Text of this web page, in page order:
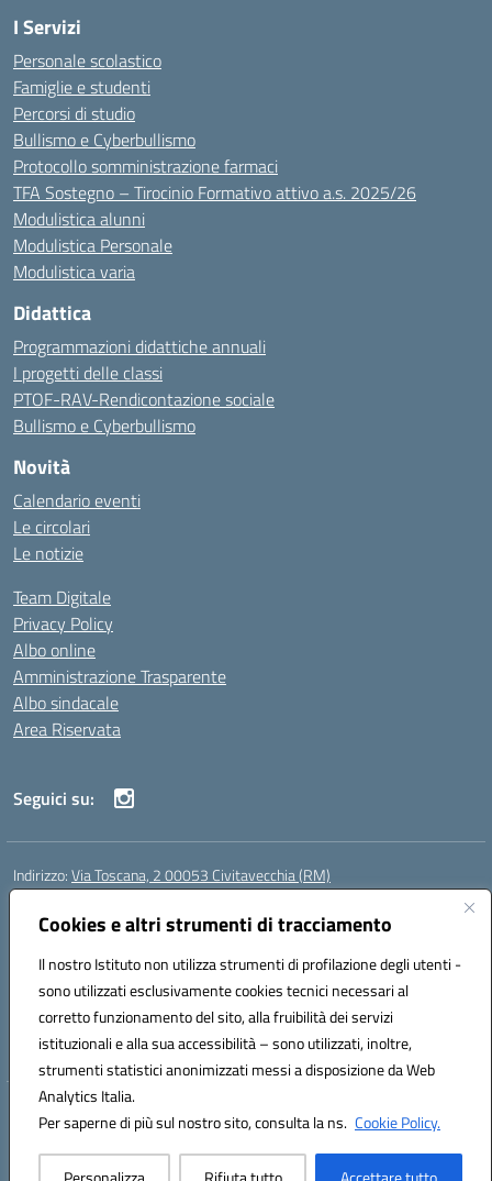
Cookies e altri strumenti di tracciamento
Il nostro Istituto non utilizza strumenti di profilazione degli utenti -
sono utilizzati esclusivamente cookies tecnici necessari al
corretto funzionamento del sito, alla fruibilità dei servizi
istituzionali e alla sua accessibilità – sono utilizzati, inoltre,
strumenti statistici anonimizzati messi a disposizione da Web
Analytics Italia.
Per saperne di più sul nostro sito, consulta la ns. Cookie Policy.
I Servizi
Personale scolastico
Famiglie e studenti
Percorsi di studio
Bullismo e Cyberbullismo
Protocollo somministrazione farmaci
TFA Sostegno – Tirocinio Formativo attivo a.s. 2025/26
Modulistica alunni
Modulistica Personale
Modulistica varia
Didattica
Programmazioni didattiche annuali
I progetti delle classi
PTOF-RAV-Rendicontazione sociale
Bullismo e Cyberbullismo
Novità
Calendario eventi
Le circolari
Le notizie
Team Digitale
Privacy Policy
Albo online
Amministrazione Trasparente
Albo sindacale
Area Riservata
Seguici su:
Indirizzo:Via Toscana, 2 00053 Civitavecchia (RM)
Centralino:
Posta elettronica certificata (PEC):rmic8b900g@pec.istruzione.it
Codice fiscale: 91038380589
Codice meccanografico:RMIC8B900G
Codice Indice delle Pubbliche Amministrazioni (IPA): istsc_rmic8b900g
Codice unico di fatturazione (CUF): UFP4NO
Hosting & Powered by 3D Solution S.r.l.
Concept & Design by Designers Italia